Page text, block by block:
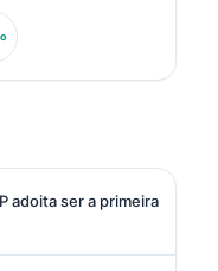
Ex
de Química Clínica,
diagnósticos, na
adoita ser a primeira